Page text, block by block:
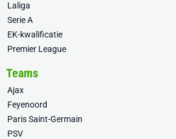
Laliga
Serie A
EK-kwalificatie
Premier League
Teams
Ajax
Feyenoord
Paris Saint-Germain
PSV